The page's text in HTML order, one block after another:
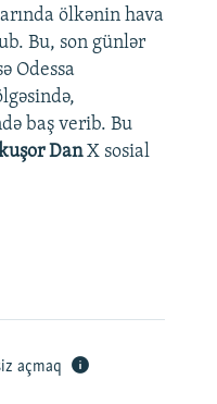
ölkənin hava
Bu, son günlər
Odessa
baş verib. Bu
DanX sosial
açmaq